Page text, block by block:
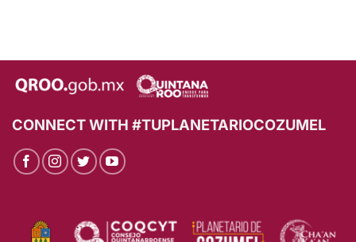
CONNECT WITH #TUPLANETARIOCOZUMEL